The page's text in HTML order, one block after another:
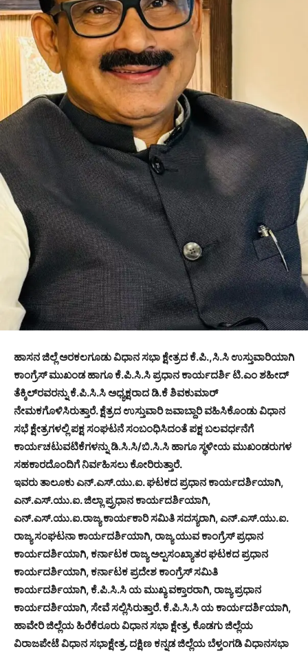
ಹಾಸನ ಜಿಲ್ಲೆ ಅರಕಲಗೂಡು ವಿಧಾನ ಸಭಾ ಕ್ಷೇತ್ರದ ಕೆ.ಪಿ.,ಸಿ.ಸಿ ಉಸ್ತುವಾರಿಯಾಗಿ
ಕಾಂಗ್ರೆಸ್ ಮುಖಂಡ ಹಾಗೂ ಕೆ.ಪಿ.ಸಿ.ಸಿ ಪ್ರಧಾನ ಕಾರ್ಯದರ್ಶಿ ಟಿ.ಎಂ ಶಹೀದ್
ತೆಕ್ಕಿಲ್‌ರವರನ್ನು ಕೆ.ಪಿ.ಸಿ.ಸಿ ಅಧ್ಯಕ್ಷರಾದ ಡಿ.ಕೆ ಶಿವಕುಮಾರ್
ನೇಮಕಗೊಳಿಸಿರುತ್ತಾರೆ. ಕ್ಷೆತ್ರದ ಉಸ್ತುವಾರಿ ಜವಾಬ್ದಾರಿ ವಹಿಸಿಕೊಂಡು ವಿಧಾನ
ಸಭೆ ಕ್ಷೇತ್ರಗಳಲ್ಲಿ ಪಕ್ಷ ಸಂಘಟನೆ ಸಂಬಂಧಿಸಿದಂತೆ ಪಕ್ಷ ಬಲವರ್ಧನೆಗೆ
ಕಾರ್ಯಚಟುವಟಿಕೆಗಳನ್ನು ಡಿ.ಸಿ.ಸಿ/ಬಿ.ಸಿ.ಸಿ ಹಾಗೂ ಸ್ಥಳೀಯ ಮುಖಂಡರುಗಳ
ಸಹಕಾರದೊಂದಿಗೆ ನಿರ್ವಹಿಸಲು ಕೋರಿರುತ್ತಾರೆ.
ಇವರು ತಾಲೂಕು ಎನ್.ಎಸ್.ಯು.ಐ. ಘಟಕದ ಪ್ರಧಾನ ಕಾರ್ಯದರ್ಶಿಯಾಗಿ,
ಎನ್.ಎಸ್.ಯು.ಐ. ಜಿಲ್ಲಾ ಪ್ರ‍್ರಧಾನ ಕಾರ್ಯದರ್ಶಿಯಾಗಿ,
ಎನ್.ಎಸ್.ಯು.ಐ.ರಾಜ್ಯ ಕಾರ್ಯಕಾರಿ ಸಮಿತಿ ಸದಸ್ಯರಾಗಿ, ಎನ್.ಎಸ್.ಯು.ಐ.
ರಾಜ್ಯ ಸಂಘಟನಾ ಕಾರ್ಯದರ್ಶಿಯಾಗಿ, ರಾಜ್ಯ ಯುವ ಕಾಂಗ್ರೆಸ್ ಪ್ರಧಾನ
ಕಾರ್ಯದರ್ಶಿಯಾಗಿ, ಕರ್ನಾಟಕ ರಾಜ್ಯ ಅಲ್ಪಸಂಖ್ಯಾತರ ಘಟಕದ ಪ್ರಧಾನ
ಕಾರ್ಯದರ್ಶಿಯಾಗಿ, ಕರ್ನಾಟಕ ಪ್ರದೇಶ ಕಾಂಗ್ರೆಸ್ ಸಮಿತಿ
ಕಾರ್ಯದರ್ಶಿಯಾಗಿ, ಕೆ.ಪಿ.ಸಿ.ಸಿ ಯ ಮುಖ್ಯ ವಕ್ತಾರರಾಗಿ, ರಾಜ್ಯ ಪ್ರಧಾನ
ಕಾರ್ಯದರ್ಶಿಯಾಗಿ, ಸೇವೆ ಸಲ್ಲಿಸಿರುತ್ತಾರೆ. ಕೆ.ಪಿ.ಸಿ.ಸಿ ಯ ಕಾರ್ಯದರ್ಶಿಯಾಗಿ,
ಹಾವೇರಿ ಜಿಲ್ಲೆಯ ಹಿರೆಕೆರೂರು ವಿಧಾನ ಸಭಾ ಕ್ಷೇತ್ರ, ಕೊಡಗು ಜಿಲ್ಲೆಯ
ವಿರಾಜಪೇಟೆ ವಿಧಾನ ಸಭಾಕ್ಷೇತ್ರ. ದಕ್ಷಿಣ ಕನ್ನಡ ಜಿಲ್ಲೆಯ ಬೆಳ್ತಂಗಡಿ ವಿಧಾನಸಭಾ